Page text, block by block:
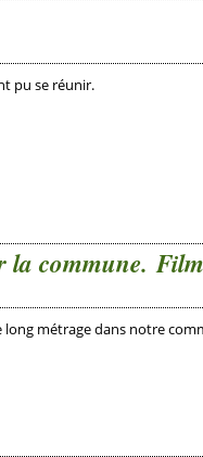
pu se réunir.
la commune.
métrage dans notre